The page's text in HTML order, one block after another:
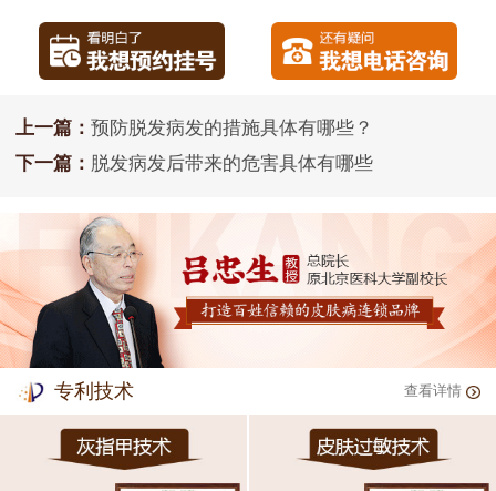
上一篇： 预防脱发病发的措施具体有哪些？
下一篇： 脱发病发后带来的危害具体有哪些
专利技术 查看详情